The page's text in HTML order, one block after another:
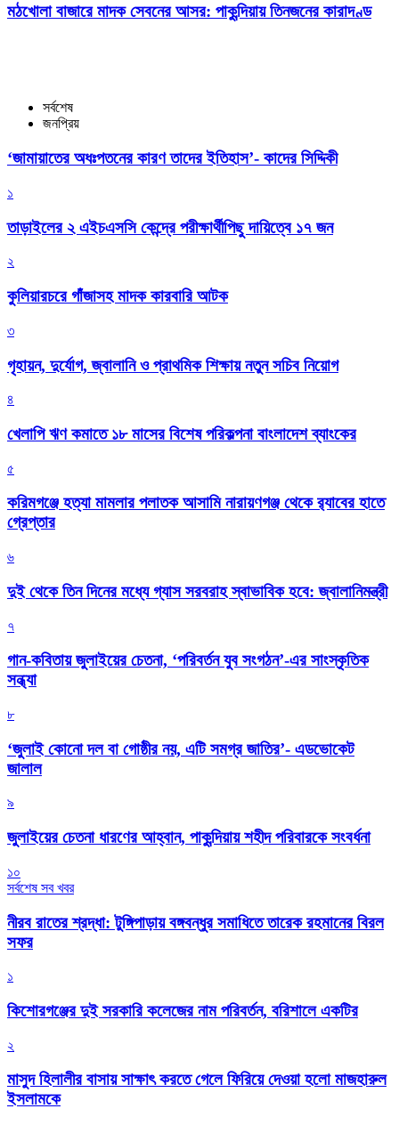
মঠখোলা বাজারে মাদক সেবনের আসর: পাকুন্দিয়ায় তিনজনের কারাদণ্ড
সর্বশেষ
জনপ্রিয়
‘জামায়াতের অধঃপতনের কারণ তাদের ইতিহাস’- কাদের সিদ্দিকী
১
তাড়াইলের ২ এইচএসসি কেন্দ্রে পরীক্ষার্থীপিছু দায়িত্বে ১৭ জন
২
কুলিয়ারচরে গাঁজাসহ মাদক কারবারি আটক
৩
গৃহায়ন, দুর্যোগ, জ্বালানি ও প্রাথমিক শিক্ষায় নতুন সচিব নিয়োগ
৪
খেলাপি ঋণ কমাতে ১৮ মাসের বিশেষ পরিকল্পনা বাংলাদেশ ব্যাংকের
৫
করিমগঞ্জে হত্যা মামলার পলাতক আসামি নারায়ণগঞ্জ থেকে র‌্যাবের হাতে
গ্রেপ্তার
৬
দুই থেকে তিন দিনের মধ্যে গ্যাস সরবরাহ স্বাভাবিক হবে: জ্বালানিমন্ত্রী
৭
গান-কবিতায় জুলাইয়ের চেতনা, ‘পরিবর্তন যুব সংগঠন’-এর সাংস্কৃতিক
সন্ধ্যা
৮
‘জুলাই কোনো দল বা গোষ্ঠীর নয়, এটি সমগ্র জাতির’- এডভোকেট
জালাল
৯
জুলাইয়ের চেতনা ধারণের আহ্বান, পাকুন্দিয়ায় শহীদ পরিবারকে সংবর্ধনা
১০
সর্বশেষ সব খবর
নীরব রাতের শ্রদ্ধা: টুঙ্গিপাড়ায় বঙ্গবন্ধুর সমাধিতে তারেক রহমানের বিরল
সফর
১
কিশোরগঞ্জের দুই সরকারি কলেজের নাম পরিবর্তন, বরিশালে একটির
২
মাসুদ হিলালীর বাসায় সাক্ষাৎ করতে গেলে ফিরিয়ে দেওয়া হলো মাজহারুল
ইসলামকে